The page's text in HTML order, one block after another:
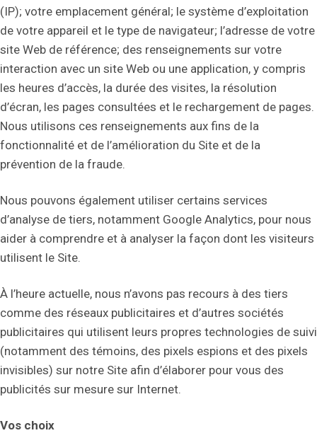
(IP); votre emplacement général; le système d’exploitation
de votre appareil et le type de navigateur; l’adresse de votre
site Web de référence; des renseignements sur votre
interaction avec un site Web ou une application, y compris
les heures d’accès, la durée des visites, la résolution
d’écran, les pages consultées et le rechargement de pages.
Nous utilisons ces renseignements aux fins de la
fonctionnalité et de l’amélioration du Site et de la
prévention de la fraude.
Nous pouvons également utiliser certains services
d’analyse de tiers, notamment Google Analytics, pour nous
aider à comprendre et à analyser la façon dont les visiteurs
utilisent le Site.
À l’heure actuelle, nous n’avons pas recours à des tiers
comme des réseaux publicitaires et d’autres sociétés
publicitaires qui utilisent leurs propres technologies de suivi
(notamment des témoins, des pixels espions et des pixels
invisibles) sur notre Site afin d’élaborer pour vous des
publicités sur mesure sur Internet.
Vos choix